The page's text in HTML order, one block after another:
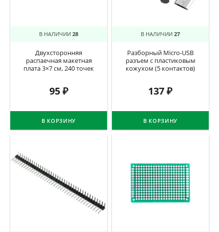
В НАЛИЧИИ 28
Двухсторонняя
распаечная макетная
плата 3×7 см, 240 точек
95₽
В КОРЗИНУ
В НАЛИЧИИ 27
Разборный Micro-USB
разъем с пластиковым
кожухом (5 контактов)
137₽
В КОРЗИНУ